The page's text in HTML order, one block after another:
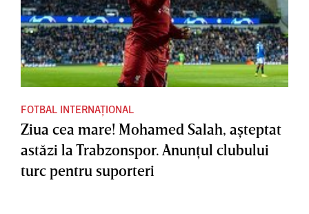
FOTBAL INTERNAȚIONAL
Ziua cea mare! Mohamed Salah, aşteptat
astăzi la Trabzonspor. Anunţul clubului
turc pentru suporteri